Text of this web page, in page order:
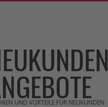
UND VORTEILE FÜR NEUKUNDEN